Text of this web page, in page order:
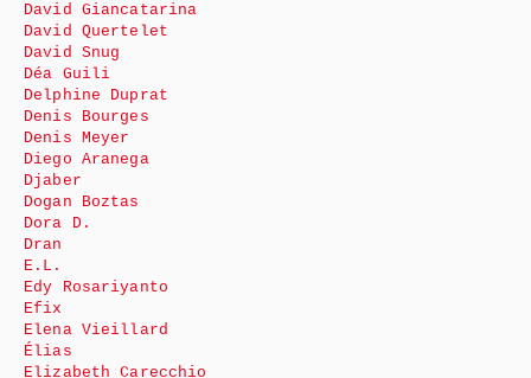
David Giancatarina
David Quertelet
David Snug
Déa Guili
Delphine Duprat
Denis Bourges
Denis Meyer
Diego Aranega
Djaber
Dogan Boztas
Dora D.
Dran
E.L.
Edy Rosariyanto
Efix
Elena Vieillard
Élias
Elizabeth Carecchio